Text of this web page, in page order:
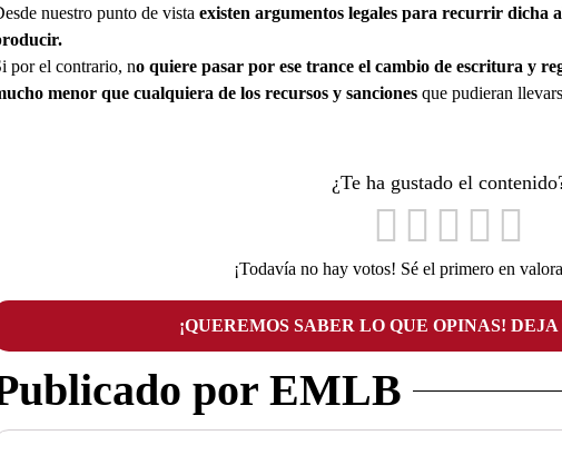
nuestro punto de vista existen argumentos legales para recurrir dicha
por el contrario, no quiere pasar por ese trance el cambio de escritura y
menor que cualquiera de los recursos y sanciones que pudieran
¿Te ha gustado el
¡Todavía no hay votos! Sé el primero en
¡QUEREMOS SABER LO QUE OPINAS!
por EMLB